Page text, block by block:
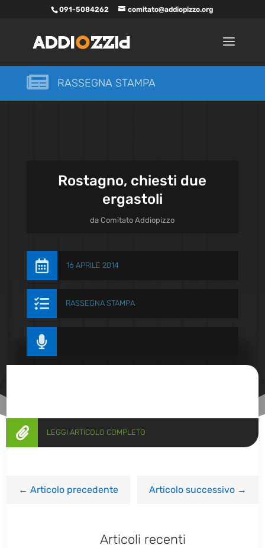
091-5084262 comitato@addiopizzo.org
 RASSEGNA STAMPA
Rostagno, chiesti due
ergastoli
daComitato Addiopizzo
 16 APRILE 2014
 RASSEGNA STAMPA

 LEGGI ARTICOLO COMPLETO
←Articolo precedente Articolo successivo→
Articoli recenti